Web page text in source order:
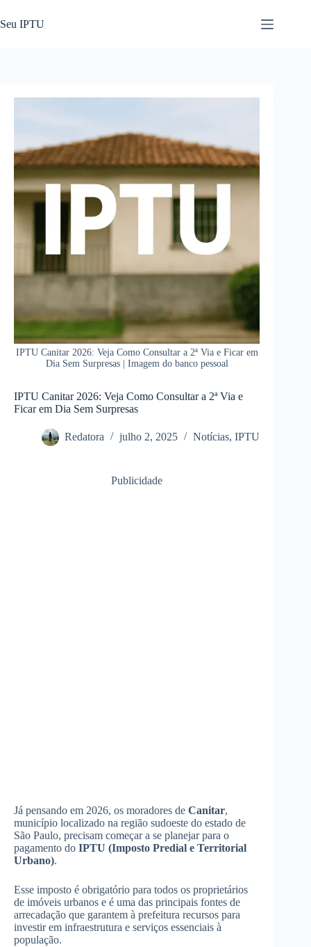
para
o
Seu IPTU
IPTU Canitar 2026: Veja Como Consultar a 2ª Via e Ficar em
Dia Sem Surpresas | Imagem do banco pessoal
IPTU Canitar 2026: Veja Como Consultar a 2ª Via e
Ficar em Dia Sem Surpresas
Redatora julho 2, 2025 Notícias, IPTU
Publicidade
Já pensando em 2026, os moradores de Canitar,
município localizado na região sudoeste do estado de
São Paulo, precisam começar a se planejar para o
pagamento do IPTU (Imposto Predial e Territorial
Urbano).
Esse imposto é obrigatório para todos os proprietários
de imóveis urbanos e é uma das principais fontes de
arrecadação que garantem à prefeitura recursos para
investir em infraestrutura e serviços essenciais à
população.